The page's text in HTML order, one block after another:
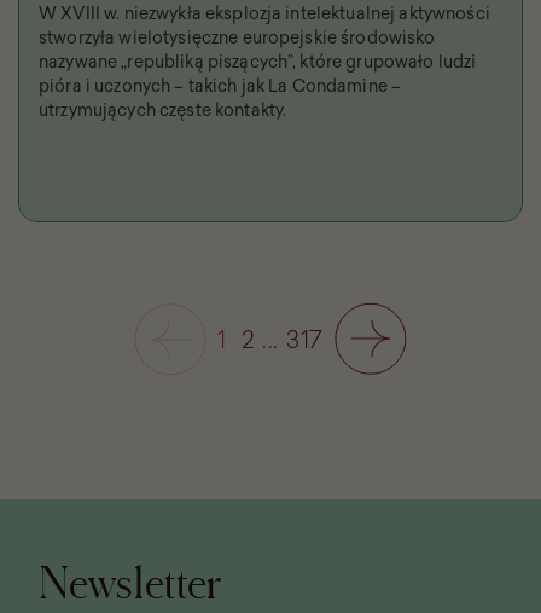
W XVIII w. niezwykła eksplozja intelektualnej aktywności
stworzyła wielotysięczne europejskie środowisko
nazywane „republiką piszących”, które grupowało ludzi
pióra i uczonych – takich jak La Condamine –
utrzymujących częste kontakty.
1 2 ... 317
Stopka
Newsletter